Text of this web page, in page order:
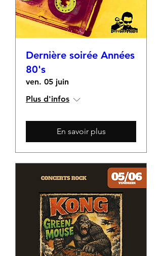
Dernière soirée Années
80's
ven. 05 juin
Plus d'infos
En savoir plus